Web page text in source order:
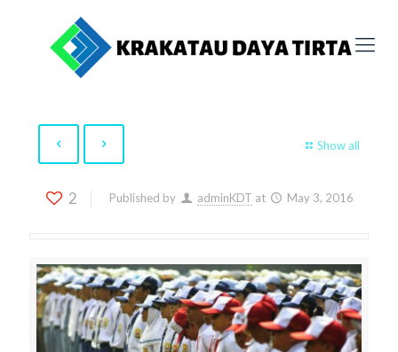
Show all
2 Published by adminKDT at May 3, 2016